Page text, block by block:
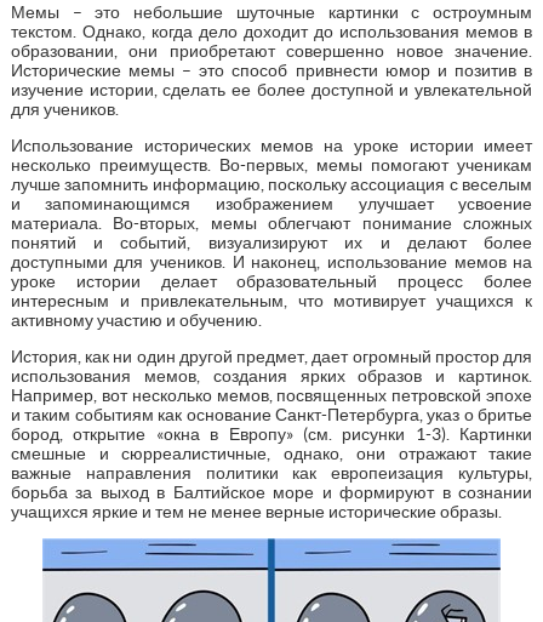
Мемы – это небольшие шуточные картинки с остроумным
текстом. Однако, когда дело доходит до использования мемов в
образовании, они приобретают совершенно новое значение.
Исторические мемы – это способ привнести юмор и позитив в
изучение истории, сделать ее более доступной и увлекательной
для учеников.
Использование исторических мемов на уроке истории имеет
несколько преимуществ. Во-первых, мемы помогают ученикам
лучше запомнить информацию, поскольку ассоциация с веселым
и запоминающимся изображением улучшает усвоение
материала. Во-вторых, мемы облегчают понимание сложных
понятий и событий, визуализируют их и делают более
доступными для учеников. И наконец, использование мемов на
уроке истории делает образовательный процесс более
интересным и привлекательным, что мотивирует учащихся к
активному участию и обучению.
История, как ни один другой предмет, дает огромный простор для
использования мемов, создания ярких образов и картинок.
Например, вот несколько мемов, посвященных петровской эпохе
и таким событиям как основание Санкт-Петербурга, указ о бритье
бород, открытие «окна в Европу» (см. рисунки 1-3). Картинки
смешные и сюрреалистичные, однако, они отражают такие
важные направления политики как европеизация культуры,
борьба за выход в Балтийское море и формируют в сознании
учащихся яркие и тем не менее верные исторические образы.